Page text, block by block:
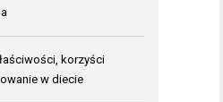
korzyści
w diecie